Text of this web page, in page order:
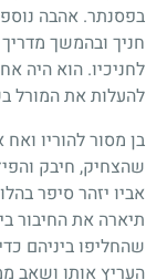
בפסנתר. אהבה
חניך ובהמשך
לחניכיו. הוא היה
להעלות את המורל
בן מסור להוריו
שהצחיק, חיבק
אביו יזהר סיפר
תיארה את החיבור
שהחליפו ביניהם
העריץ אותו ושאב